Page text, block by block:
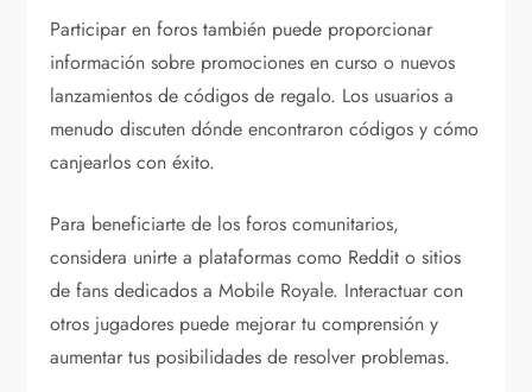
Participar en foros también puede proporcionar
información sobre promociones en curso o nuevos
lanzamientos de códigos de regalo. Los usuarios a
menudo discuten dónde encontraron códigos y cómo
canjearlos con éxito.
Para beneficiarte de los foros comunitarios,
considera unirte a plataformas como Reddit o sitios
de fans dedicados a Mobile Royale. Interactuar con
otros jugadores puede mejorar tu comprensión y
aumentar tus posibilidades de resolver problemas.